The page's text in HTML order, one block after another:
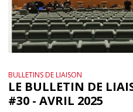
BULLETINS DE LIAISON
LE BULLETIN DE
#30 - AVRIL 2025